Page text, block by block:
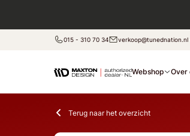
015 - 310 70 34 verkoop@tunednation.nl
Webshop Over
Terug naar het overzicht